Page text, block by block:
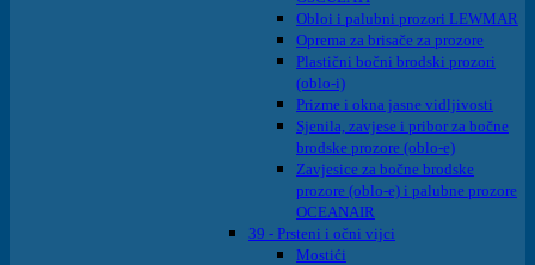
Obloi i palubni prozori LEWMAR
Oprema za brisače za prozore
Plastični bočni brodski prozori
(oblo-i)
Prizme i okna jasne vidljivosti
Sjenila, zavjese i pribor za bočne
brodske prozore (oblo-e)
Zavjesice za bočne brodske
prozore (oblo-e) i palubne prozore
OCEANAIR
39 - Prsteni i očni vijci
Mostići